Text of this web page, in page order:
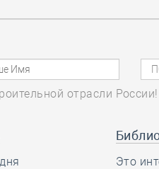
отрасли России!
Это